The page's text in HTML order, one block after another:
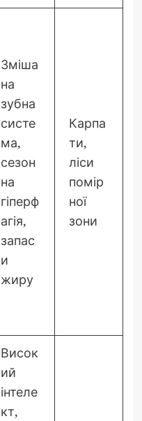
Зміша
на
зубна
систе
ма,
сезон
на
гіперф
агія,
запас
и
жиру
Карпа
ти,
ліси
помір
ної
зони
Висок
ий
інтеле
кт,